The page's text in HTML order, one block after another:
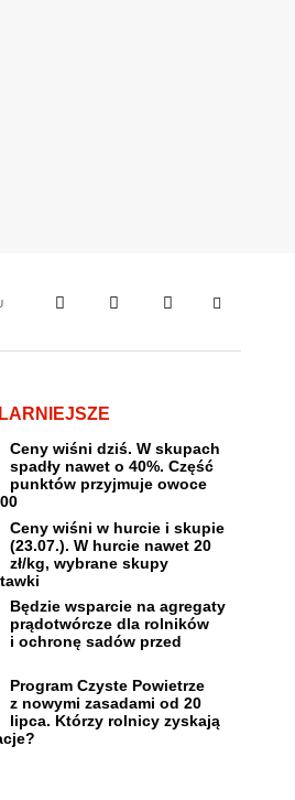
Ceny wiśni dziś. W skupach
spadły nawet o 40%. Część
punktów przyjmuje owoce
Ceny wiśni w hurcie i skupie
(23.07.). W hurcie nawet 20
zł/kg, wybrane skupy
Będzie wsparcie na agregaty
prądotwórcze dla rolników
i ochronę sadów przed
Program Czyste Powietrze
z nowymi zasadami od 20
lipca. Którzy rolnicy zyskają